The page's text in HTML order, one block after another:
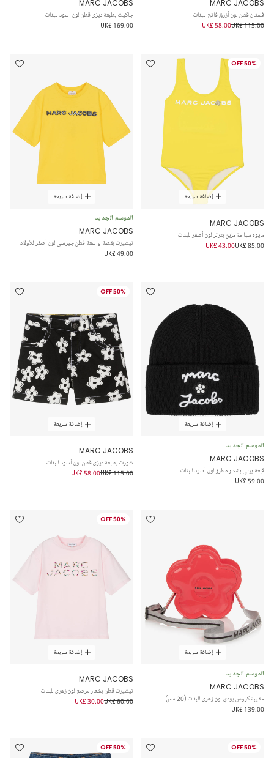
MARC JACOBS
فستان قطن لون أزرق فاتح للبنات
UK£ 115.00
UK£ 58.00
MARC JACOBS
جاكيت بطبعة ديزي قطن لون أسود للبنات
UK£ 169.00
50% OFF
إضافة سريعة
MARC JACOBS
مايوه سباحة مزين بترتر لون أصفر للبنات
UK£ 85.00
UK£ 43.00
إضافة سريعة
الموسم الجديد
MARC JACOBS
تيشيرت بقصة واسعة قطن جيرسي لون أصفر للأولاد
UK£ 49.00
إضافة سريعة
الموسم الجديد
MARC JACOBS
قبعة بيني بشعار مطرز لون أسود للبنات
UK£ 59.00
50% OFF
إضافة سريعة
MARC JACOBS
شورت بطبعة ديزي قطن لون أسود للبنات
UK£ 115.00
UK£ 58.00
إضافة سريعة
الموسم الجديد
MARC JACOBS
حقيبة كروس بودي لون زهري للبنات (20 سم)
UK£ 139.00
50% OFF
إضافة سريعة
MARC JACOBS
تيشيرت قطن بشعار مرصع لون زهري للبنات
UK£ 60.00
UK£ 30.00
50% OFF
50% OFF